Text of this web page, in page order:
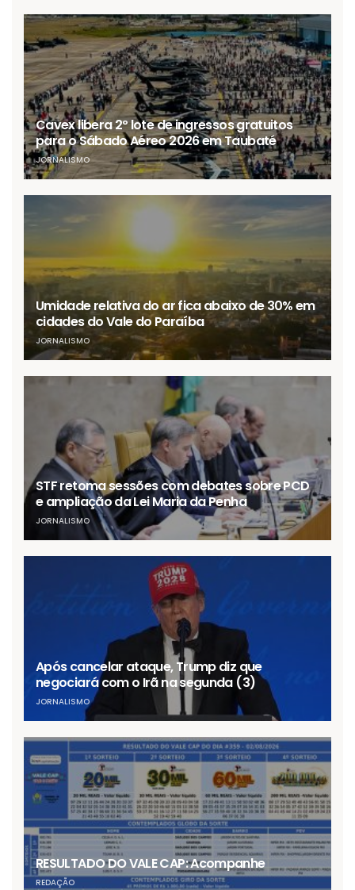
Cavex libera 2º lote de ingressos gratuitos
para o Sábado Aéreo 2026 em Taubaté
JORNALISMO
Umidade relativa do ar fica abaixo de 30% em
cidades do Vale do Paraíba
JORNALISMO
STF retoma sessões com debates sobre PCD
e ampliação da Lei Maria da Penha
JORNALISMO
Após cancelar ataque, Trump diz que
negociará com o Irã na segunda (3)
JORNALISMO
RESULTADO DO VALE CAP: Acompanhe
REDAÇÃO